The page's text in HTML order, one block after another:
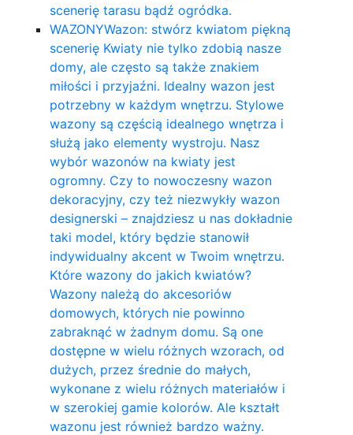
scenerię tarasu bądź ogródka.
WAZONYWazon: stwórz kwiatom piękną
scenerię Kwiaty nie tylko zdobią nasze
domy, ale często są także znakiem
miłości i przyjaźni. Idealny wazon jest
potrzebny w każdym wnętrzu. Stylowe
wazony są częścią idealnego wnętrza i
służą jako elementy wystroju. Nasz
wybór wazonów na kwiaty jest
ogromny. Czy to nowoczesny wazon
dekoracyjny, czy też niezwykły wazon
designerski – znajdziesz u nas dokładnie
taki model, który będzie stanowił
indywidualny akcent w Twoim wnętrzu.
Które wazony do jakich kwiatów?
Wazony należą do akcesoriów
domowych, których nie powinno
zabraknąć w żadnym domu. Są one
dostępne w wielu różnych wzorach, od
dużych, przez średnie do małych,
wykonane z wielu różnych materiałów i
w szerokiej gamie kolorów. Ale kształt
wazonu jest również bardzo ważny.